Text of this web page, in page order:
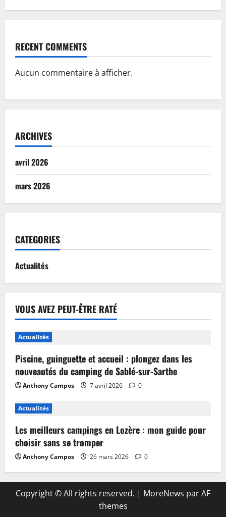
RECENT COMMENTS
Aucun commentaire à afficher.
ARCHIVES
avril 2026
mars 2026
CATEGORIES
Actualités
VOUS AVEZ PEUT-ÊTRE RATÉ
Actualités
Piscine, guinguette et accueil : plongez dans les
nouveautés du camping de Sablé-sur-Sarthe
Anthony Campos 7 avril 2026 0
Actualités
Les meilleurs campings en Lozère : mon guide pour
choisir sans se tromper
Anthony Campos 26 mars 2026 0
Copyright © All rights reserved. | MoreNews par AF
themes